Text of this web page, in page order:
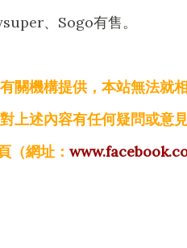
、Sogo有售。
關機構提供，本站無法就
上述內容有任何疑問或意
（網址：